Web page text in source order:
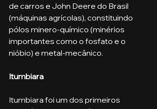
de carros e John Deere do Brasil
(máquinas agrícolas), constituindo
pólos minero-químico (minérios
importantes como o fosfato e o
nióbio) e metal-mecânico.
Itumbiara
Itumbiara foi um dos primeiros